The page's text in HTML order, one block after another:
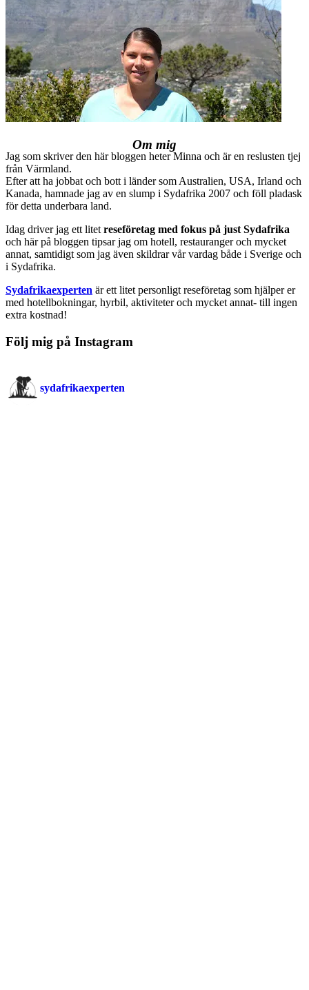
Om mig
Jag som skriver den här bloggen heter Minna och är en reslusten tjej
från Värmland.
Efter att ha jobbat och bott i länder som Australien, USA, Irland och
Kanada, hamnade jag av en slump i Sydafrika 2007 och föll pladask
för detta underbara land.
Idag driver jag ett litet reseföretag med fokus på just Sydafrika
och här på bloggen tipsar jag om hotell, restauranger och mycket
annat, samtidigt som jag även skildrar vår vardag både i Sverige och
i Sydafrika.
Sydafrikaexperten är ett litet personligt reseföretag som hjälper er
med hotellbokningar, hyrbil, aktiviteter och mycket annat- till ingen
extra kostnad!
Följ mig på Instagram
sydafrikaexperten